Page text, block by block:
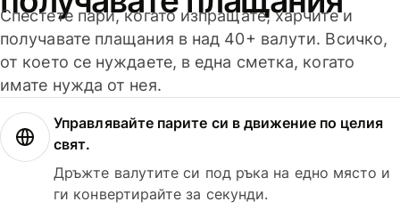
Спестете пари, когато изпращате, харчите и
получавате плащания в над 40+ валути. Всичко,
от което се нуждаете, в една сметка, когато
имате нужда от нея.
Управлявайте парите си в движение по целия
свят.
Дръжте валутите си под ръка на едно място и
ги конвертирайте за секунди.